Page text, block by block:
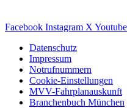
Facebook Instagram X Youtube
Datenschutz
Impressum
Notrufnummern
Cookie-Einstellungen
MVV-Fahrplanauskunft
Branchenbuch München